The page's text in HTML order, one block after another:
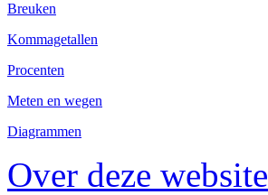
Breuken
Kommagetallen
Procenten
Meten en wegen
Diagrammen
Over deze website